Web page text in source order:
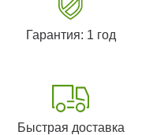
Гарантия: 1 год
Быстрая доставка